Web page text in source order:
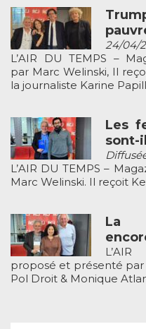
24/04/
L’AIR DU TEMPS –
par Marc Welinski, Il
la journaliste Karine
Les
L’AIR DU TEMPS –
Marc Welinski. Il reçoit
La
proposé et présenté par
Pol Droit & Monique